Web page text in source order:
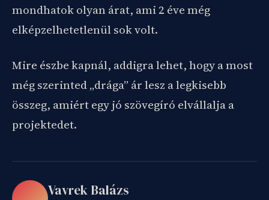
mondhatok olyan árat, ami 2 éve még
elképzelhetetlenül sok volt.
Mire észbe kapnál, addigra lehet, hogy a most
még szerinted „drága” ár lesz a legkisebb
összeg, amiért egy jó szövegíró elvállalja a
projektedet.
Vavrek Balázs